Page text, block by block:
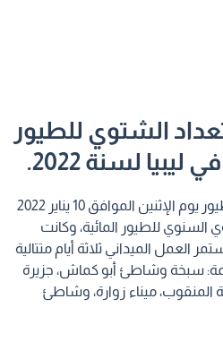
الشتوي للطيور
لسنة 2022.
شرع فريق الجمعية الليبية للطيور يوم الإثنين الموافق 10 يناير 2022
السنوي للطيور المائية، وكانت
العمل الميداني ثلاثة أيام متتالية
سبخة وشاطئ أبو كماش، جزيرة
المنقوب، ميناء زوارة، وشاطئ